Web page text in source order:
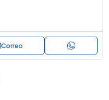
Correo